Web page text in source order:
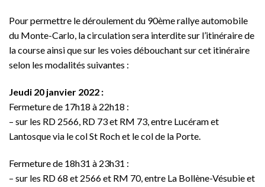
Pour permettre le déroulement du 90ème rallye automobile
du Monte-Carlo, la circulation sera interdite sur l’itinéraire de
la course ainsi que sur les voies débouchant sur cet itinéraire
selon les modalités suivantes :
Jeudi 20 janvier 2022 :
Fermeture de 17h18 à 22h18 :
– sur les RD 2566, RD 73 et RM 73, entre Lucéram et
Lantosque via le col St Roch et le col de la Porte.
Fermeture de 18h31 à 23h31 :
– sur les RD 68 et 2566 et RM 70, entre La Bollène-Vésubie et